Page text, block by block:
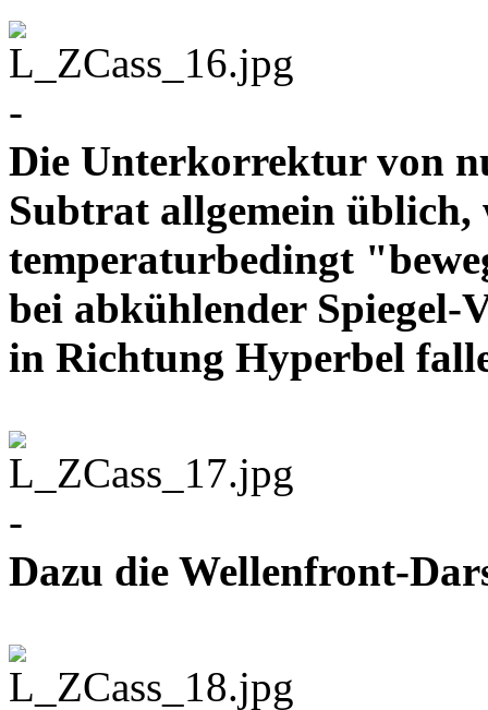
-
Die Unterkorrektur von
Subtrat allgemein
temperaturbedingt
bei abkühlender Spiegel-
in Richtung Hyperbel
-
Dazu die Wellenfront-